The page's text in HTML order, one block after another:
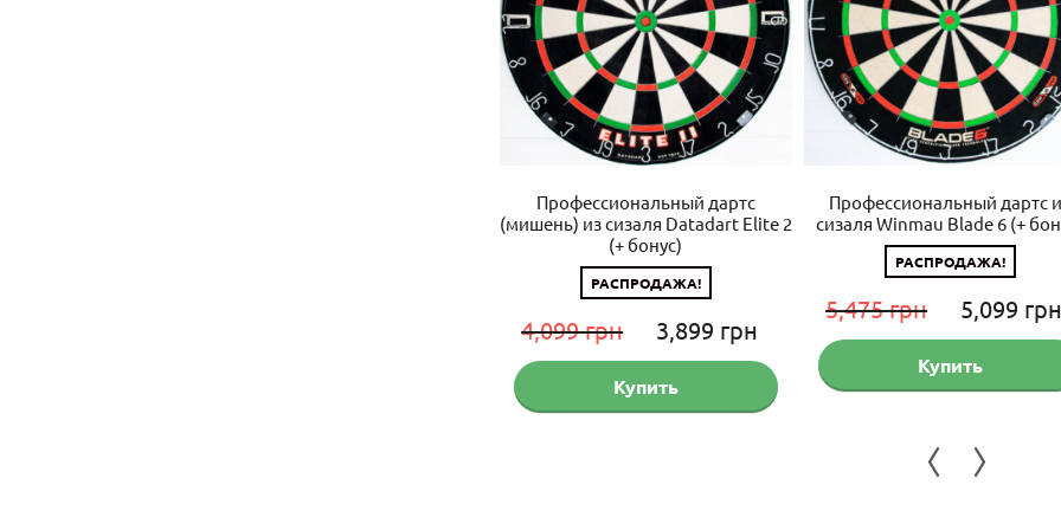
825 грн.
Профессиональный дартс
(мишень) из сизаля Datadart Elite 2
(+ бонус)
РАСПРОДАЖА!
4,099грн
Первоначальная
цена
составляла
3,899 грн
Текущая
цена:
3,899 грн.
Купить
Профессиональный дартс
сизаля Winmau Blade 6 (+
РАСПРОДАЖА!
5,475грн
цена
составляла
5,099 грн
Купить